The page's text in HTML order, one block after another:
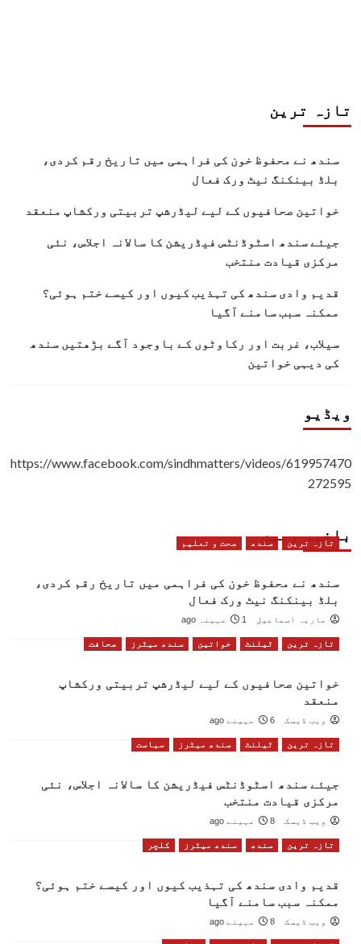
تازہ ترین
سندھ نے محفوظ خون کی فراہمی میں تاریخ رقم کردی،
بلڈ بینکنگ نیٹ ورک فعال
خواتین صحافیوں کے لیے لیڈرشپ تربیتی ورکشاپ منعقد
جیئے سندھ اسٹوڈنٹس فیڈریشن کا سالانہ اجلاس، نئی
مرکزی قیادت منتخب
قدیم وادی سندھ کی تہذیب کیوں اور کیسے ختم ہوئی؟
ممکنہ سبب سامنے آگیا
سیلاب، غربت اور رکاوٹوں کے باوجود آگے بڑھتیں سندھ
کی دیہی خواتین
ویڈیو
https://www.facebook.com/sindhmatters/videos/619957470
272595
باخبر رہیں
تازہ ترین سندھ صحت و تعلیم
سندھ نے محفوظ خون کی فراہمی میں تاریخ رقم کردی،
بلڈ بینکنگ نیٹ ورک فعال
ماریہ اسماعیل 1 مہینہ ago
تازہ ترین ٹیلنٹ خواتین سندھ میٹرز صحافت
خواتین صحافیوں کے لیے لیڈرشپ تربیتی ورکشاپ
منعقد
ویب ڈیسک 6 مہینے ago
تازہ ترین ٹیلنٹ سندھ میٹرز سیاست
جیئے سندھ اسٹوڈنٹس فیڈریشن کا سالانہ اجلاس، نئی
مرکزی قیادت منتخب
ویب ڈیسک 8 مہینے ago
تازہ ترین سندھ سندھ میٹرز کلچر
قدیم وادی سندھ کی تہذیب کیوں اور کیسے ختم ہوئی؟
ممکنہ سبب سامنے آگیا
ویب ڈیسک 8 مہینے ago